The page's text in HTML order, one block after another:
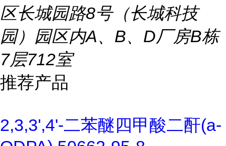
区长城园路8号（长城科技
园）园区内A、B、D厂房B栋
7层712室
推荐产品
2,3,3',4'-二苯醚四甲酸二酐(a-